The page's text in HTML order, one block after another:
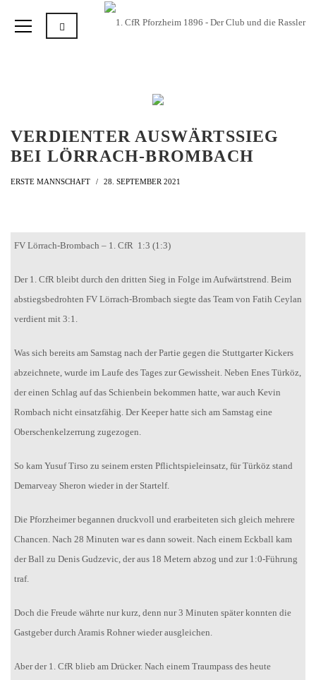
VERDIENTER AUSWÄRTSSIEG
BEI LÖRRACH-BROMBACH
ERSTE MANNSCHAFT 28. SEPTEMBER 2021
FV Lörrach-Brombach – 1. CfR 1:3 (1:3)
Der 1. CfR bleibt durch den dritten Sieg in Folge im Aufwärtstrend. Beim
abstiegsbedrohten FV Lörrach-Brombach siegte das Team von Fatih Ceylan
verdient mit 3:1.
Was sich bereits am Samstag nach der Partie gegen die Stuttgarter Kickers
abzeichnete, wurde im Laufe des Tages zur Gewissheit. Neben Enes Türköz,
der einen Schlag auf das Schienbein bekommen hatte, war auch Kevin
Rombach nicht einsatzfähig. Der Keeper hatte sich am Samstag eine
Oberschenkelzerrung zugezogen.
So kam Yusuf Tirso zu seinem ersten Pflichtspieleinsatz, für Türköz stand
Demarveay Sheron wieder in der Startelf.
Die Pforzheimer begannen druckvoll und erarbeiteten sich gleich mehrere
Chancen. Nach 28 Minuten war es dann soweit. Nach einem Eckball kam
der Ball zu Denis Gudzevic, der aus 18 Metern abzog und zur 1:0-Führung
traf.
Doch die Freude währte nur kurz, denn nur 3 Minuten später konnten die
Gastgeber durch Aramis Rohner wieder ausgleichen.
Aber der 1. CfR blieb am Drücker. Nach einem Traumpass des heute